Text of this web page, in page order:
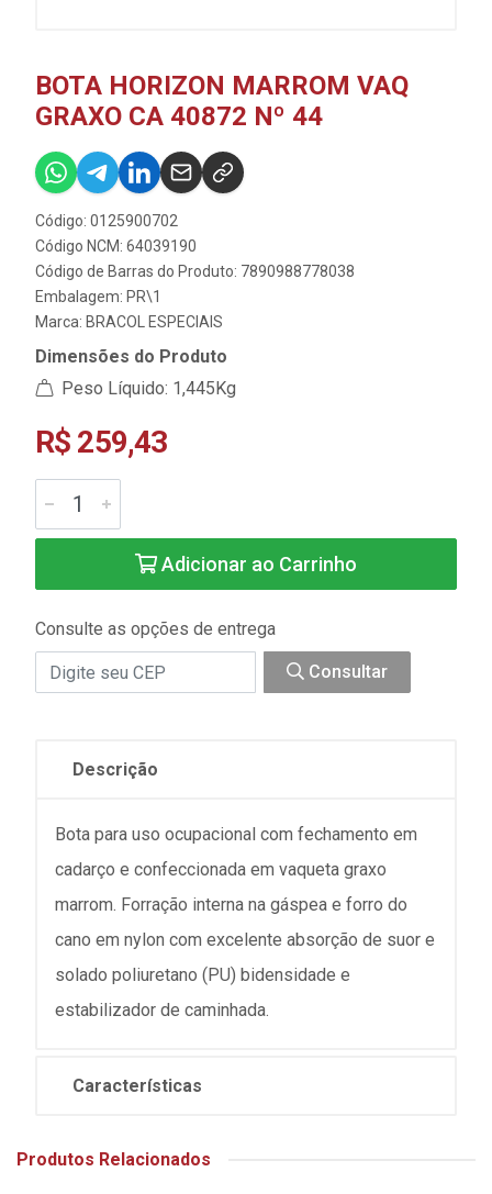
BOTA HORIZON MARROM VAQ
GRAXO CA 40872 Nº 44
Código: 0125900702
Código NCM: 64039190
Código de Barras do Produto: 7890988778038
Embalagem: PR\1
Marca: BRACOL ESPECIAIS
Dimensões do Produto
Peso Líquido: 1,445Kg
R$ 259,43
Adicionar ao Carrinho
Consulte as opções de entrega
Consultar
Descrição
Bota para uso ocupacional com fechamento em
cadarço e confeccionada em vaqueta graxo
marrom. Forração interna na gáspea e forro do
cano em nylon com excelente absorção de suor e
solado poliuretano (PU) bidensidade e
estabilizador de caminhada.
Características
Produtos Relacionados